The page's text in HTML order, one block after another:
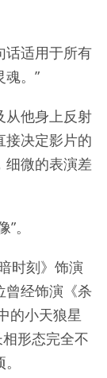
话适用于所有
。”
从他身上反射
接决定影片的
细微的表演差
。
时刻》饰演
曾经饰演《杀
的小天狼星
形态完全不